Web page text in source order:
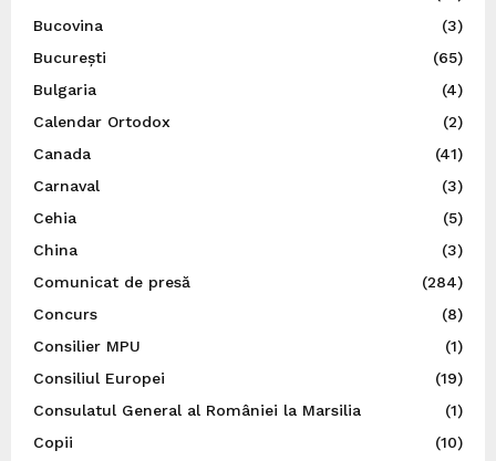
Bucovina
(3)
București
(65)
Bulgaria
(4)
Calendar Ortodox
(2)
Canada
(41)
Carnaval
(3)
Cehia
(5)
China
(3)
Comunicat de presă
(284)
Concurs
(8)
Consilier MPU
(1)
Consiliul Europei
(19)
Consulatul General al României la Marsilia
(1)
Copii
(10)